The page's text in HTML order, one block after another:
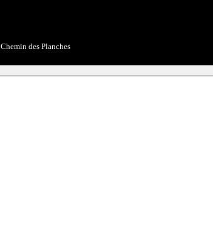
Chemin des Planches